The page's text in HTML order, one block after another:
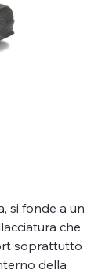
si fonde a un
che
soprattutto
della